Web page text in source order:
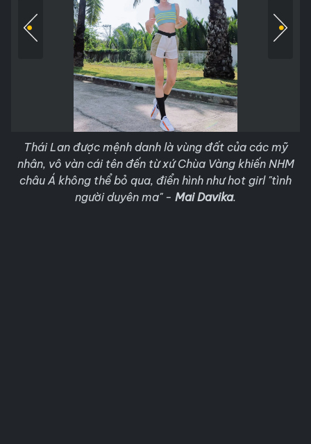
Thái Lan được mệnh danh là vùng đất của các mỹ
nhân, vô vàn cái tên đến từ xứ Chùa Vàng khiến NHM
châu Á không thể bỏ qua, điển hình như hot girl "tình
người duyên ma" - Mai Davika.